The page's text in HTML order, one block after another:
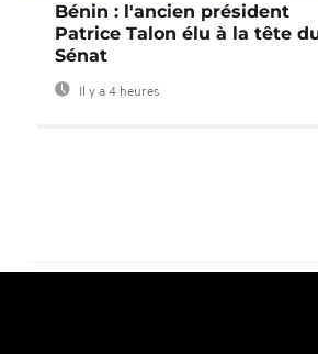
Bénin : l'ancien président
Patrice Talon élu à la tête
Sénat
Il y a 4 heures